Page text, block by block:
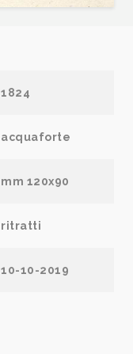
1824
acquaforte
mm 120x90
ritratti
10-10-2019